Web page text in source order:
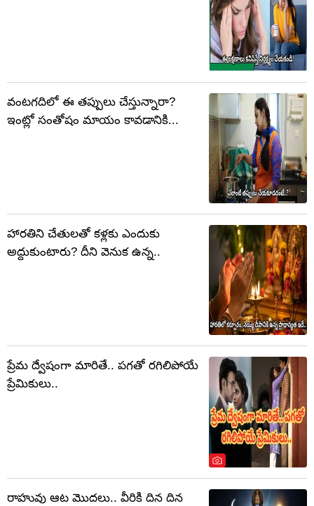
వంటగదిలో ఈ తప్పులు చేస్తున్నారా?
ఇంట్లో సంతోషం మాయం కావడానికి...
హారతిని చేతులతో కళ్లకు ఎందుకు
అద్దుకుంటారు? దీని వెనుక ఉన్న..
ప్రేమ ద్వేషంగా మారితే.. పగతో రగిలిపోయే
ప్రేమికులు..
రాహువు ఆట మొదలు.. వీరికి దిన దిన